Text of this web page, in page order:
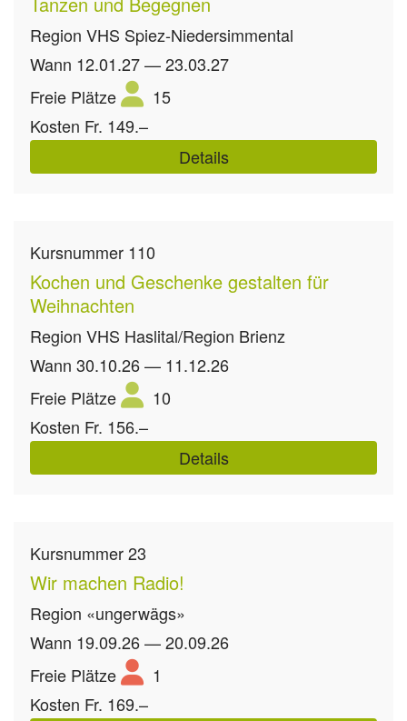
Region VHS Spiez-Niedersimmental
Wann 12.01.27 — 23.03.27
Freie Plätze
15
Kosten Fr. 149.–
Details
Kursnummer 110
Kochen und Geschenke gestalten für
Weihnachten
Region VHS Haslital/Region Brienz
Wann 30.10.26 — 11.12.26
Freie Plätze
10
Kosten Fr. 156.–
Details
Kursnummer23
Wir machen Radio!
Region «ungerwägs»
Wann 19.09.26 — 20.09.26
Freie Plätze
1
Kosten Fr. 169.–